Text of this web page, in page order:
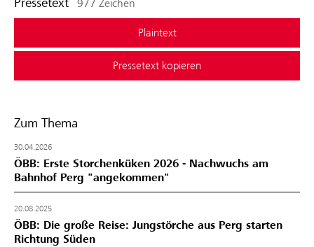
977 Zeichen
Plaintext
Pressetext kopieren
Zum Thema
30.04.2026
ÖBB: Erste Storchenküken 2026 - Nachwuchs am
Bahnhof Perg "angekommen"
20.08.2025
ÖBB: Die große Reise: Jungstörche aus Perg starten
Richtung Süden